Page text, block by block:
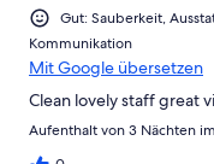
Gut: Sauberkeit,
Kommunikation
Mit Google übersetzen
Clean lovely staff great
Aufenthalt von 3 Nächten